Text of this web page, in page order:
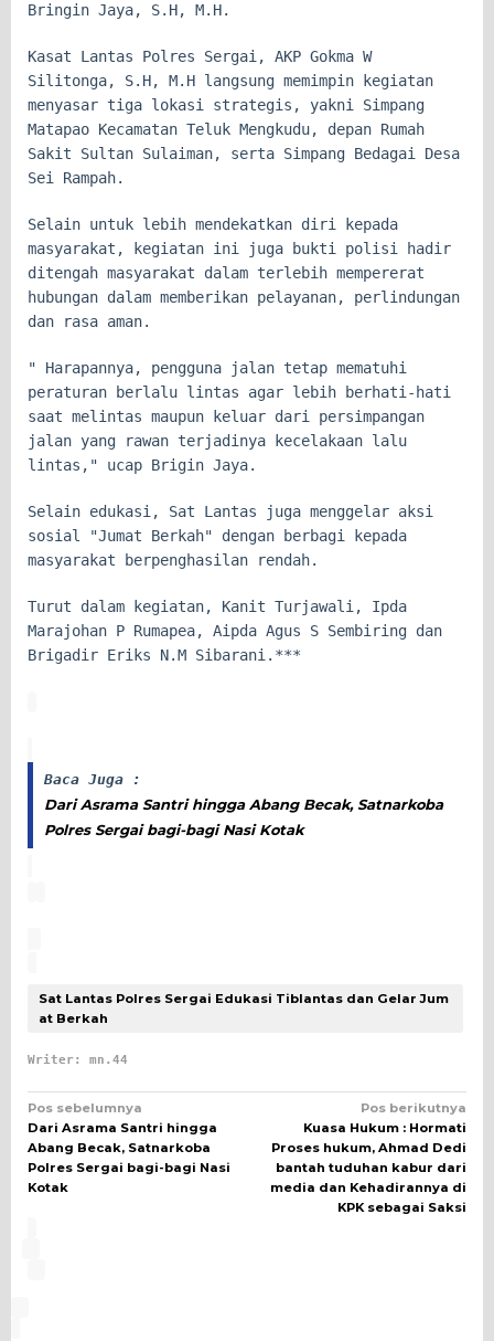
Bringin Jaya, S.H, M.H.
Kasat Lantas Polres Sergai, AKP Gokma W
Silitonga, S.H, M.H langsung memimpin kegiatan
menyasar tiga lokasi strategis, yakni Simpang
Matapao Kecamatan Teluk Mengkudu, depan Rumah
Sakit Sultan Sulaiman, serta Simpang Bedagai Desa
Sei Rampah.
Selain untuk lebih mendekatkan diri kepada
masyarakat, kegiatan ini juga bukti polisi hadir
ditengah masyarakat dalam terlebih mempererat
hubungan dalam memberikan pelayanan, perlindungan
dan rasa aman.
" Harapannya, pengguna jalan tetap mematuhi
peraturan berlalu lintas agar lebih berhati-hati
saat melintas maupun keluar dari persimpangan
jalan yang rawan terjadinya kecelakaan lalu
lintas," ucap Brigin Jaya.
Selain edukasi, Sat Lantas juga menggelar aksi
sosial "Jumat Berkah" dengan berbagi kepada
masyarakat berpenghasilan rendah.
Turut dalam kegiatan, Kanit Turjawali, Ipda
Marajohan P Rumapea, Aipda Agus S Sembiring dan
Brigadir Eriks N.M Sibarani.***
Baca Juga :
Dari Asrama Santri hingga Abang Becak, Satnarkoba
Polres Sergai bagi-bagi Nasi Kotak
Sat Lantas Polres Sergai Edukasi Tiblantas dan Gelar Jum
at Berkah
Writer: mn.44
Navigasi
pos
Pos sebelumnya
Dari Asrama Santri hingga
Abang Becak, Satnarkoba
Polres Sergai bagi-bagi Nasi
Kotak
Pos berikutnya
Kuasa Hukum : Hormati
Proses hukum, Ahmad Dedi
bantah tuduhan kabur dari
media dan Kehadirannya di
KPK sebagai Saksi